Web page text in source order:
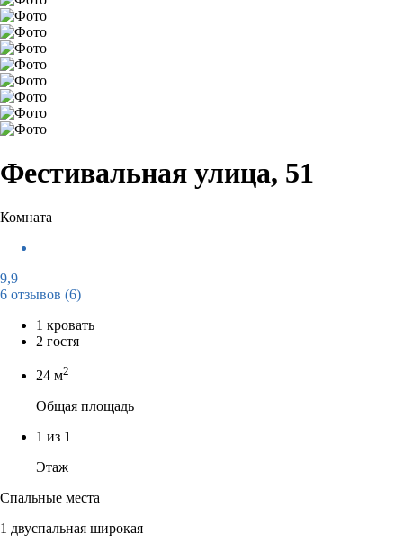
Фестивальная улица, 51
Комната
9,9
6 отзывов (6)
1 кровать
2 гостя
24 м2
Общая площадь
1 из 1
Этаж
Спальные места
1 двуспальная широкая